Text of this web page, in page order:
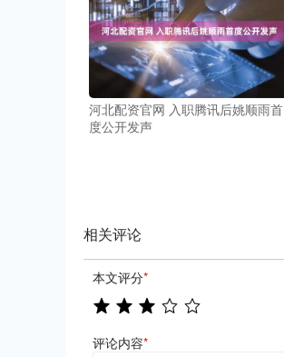
河北配资官网 入职腾讯后姚顺雨首
度公开发声
相关评论
本文评分*
评论内容*